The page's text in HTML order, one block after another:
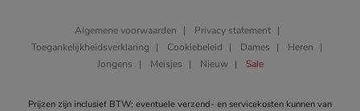
Algemene voorwaarden
Privacy statement
Toegankelijkheidsverklaring
Cookiebeleid Dames
Heren
Jongens
Meisjes Nieuw Sale
Prijzen zijn inclusief BTW; eventuele verzend- en servicekosten kunnen van